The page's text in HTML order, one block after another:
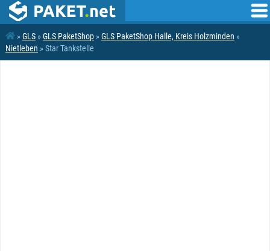
»GLS »GLS PaketShop »GLS PaketShop Halle, Kreis Holzminden »
Nietleben » Star Tankstelle